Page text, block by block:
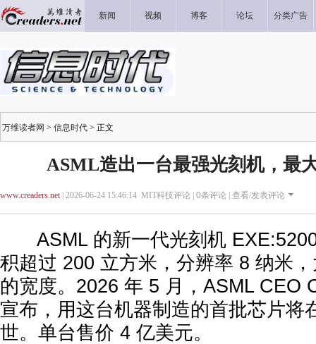
新闻 视频 博客 论坛 分类广告
万维读者网 > 信息时代 > 正文
ASML造出一台最强光刻机，最
www.creaders.net| 2026-06-24 15:46:14 MIT科技评论 | 0条评论 | 查看/发表评论
ASML 的新一代光刻机
积超过 200 立方米，分辨率 8 纳米
的宽度。2026 年 5 月，ASML CEO
宣布，用这台机器制造的首批芯片将
世。单台售价 4 亿美元。